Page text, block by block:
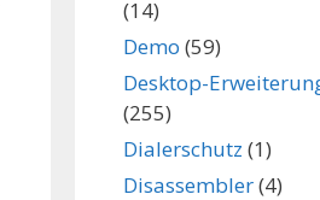
(14)
Demo (59)
Desktop-
(255)
Dialerschutz (1)
Disassembler(4)